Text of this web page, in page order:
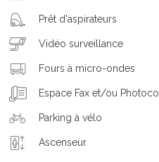
Prêt d'aspirateurs
Vidéo surveillance
Fours à micro-ondes
Espace Fax et/ou
Parking à vélo
Ascenseur